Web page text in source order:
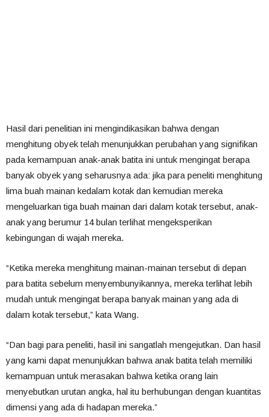
Hasil dari penelitian ini mengindikasikan bahwa dengan
menghitung obyek telah menunjukkan perubahan yang signifikan
pada kemampuan anak-anak batita ini untuk mengingat berapa
banyak obyek yang seharusnya ada: jika para peneliti menghitung
lima buah mainan kedalam kotak dan kemudian mereka
mengeluarkan tiga buah mainan dari dalam kotak tersebut, anak-
anak yang berumur 14 bulan terlihat mengeksperikan
kebingungan di wajah mereka.
“Ketika mereka menghitung mainan-mainan tersebut di depan
para batita sebelum menyembunyikannya, mereka terlihat lebih
mudah untuk mengingat berapa banyak mainan yang ada di
dalam kotak tersebut,” kata Wang.
“Dan bagi para peneliti, hasil ini sangatlah mengejutkan. Dan hasil
yang kami dapat menunjukkan bahwa anak batita telah memiliki
kemampuan untuk merasakan bahwa ketika orang lain
menyebutkan urutan angka, hal itu berhubungan dengan kuantitas
dimensi yang ada di hadapan mereka.”